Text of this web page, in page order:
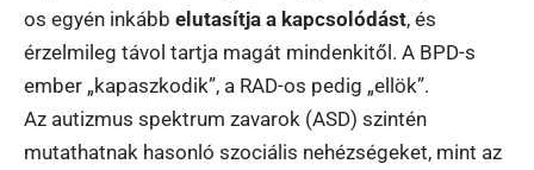
os egyén inkább elutasítja a kapcsolódást, és
érzelmileg távol tartja magát mindenkitől. A BPD-s
ember „kapaszkodik”, a RAD-os pedig „ellök”.
Az autizmus spektrum zavarok (ASD) szintén
mutathatnak hasonló szociális nehézségeket, mint az